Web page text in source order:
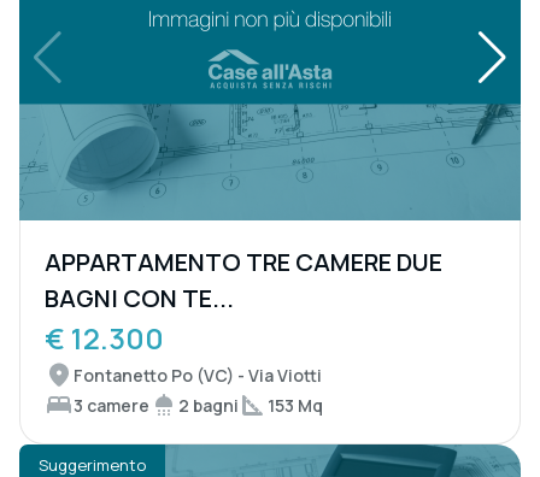
APPARTAMENTO TRE CAMERE DUE
BAGNI CON TE...
€ 12.300
Fontanetto Po (VC) - Via Viotti
3 camere
2 bagni 153 Mq
Suggerimento